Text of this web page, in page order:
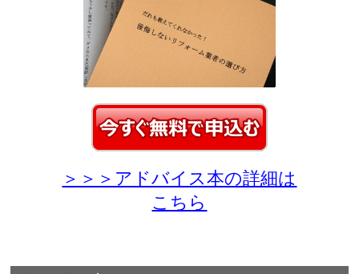
＞＞＞アドバイス本の詳細は
こちら